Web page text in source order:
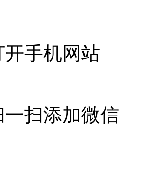
开手机网站
一扫添加微信